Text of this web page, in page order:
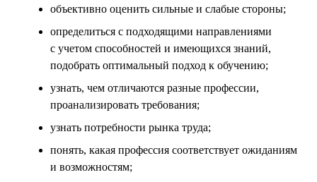
объективно оценить сильные и слабые стороны;
определиться с подходящими направлениями
с учетом способностей и имеющихся знаний,
подобрать оптимальный подход к обучению;
узнать, чем отличаются разные профессии,
проанализировать требования;
узнать потребности рынка труда;
понять, какая профессия соответствует ожиданиям
и возможностям;